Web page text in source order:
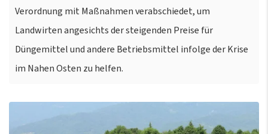
Verordnung mit Maßnahmen verabschiedet, um
Landwirten angesichts der steigenden Preise für
Düngemittel und andere Betriebsmittel infolge der Krise
im Nahen Osten zu helfen.